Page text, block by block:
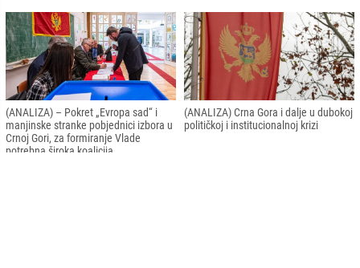
(ANALIZA) – Pokret „Evropa sad“ i
manjinske stranke pobjednici izbora u
Crnoj Gori, za formiranje Vlade
potrebna široka koalicija
(ANALIZA) Crna Gora i dalje u dubokoj
političkoj i institucionalnoj krizi